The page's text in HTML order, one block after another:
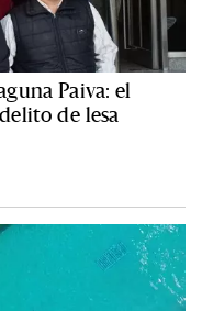
Paiva: el
de lesa